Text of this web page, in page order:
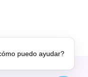
puedo ayudar?